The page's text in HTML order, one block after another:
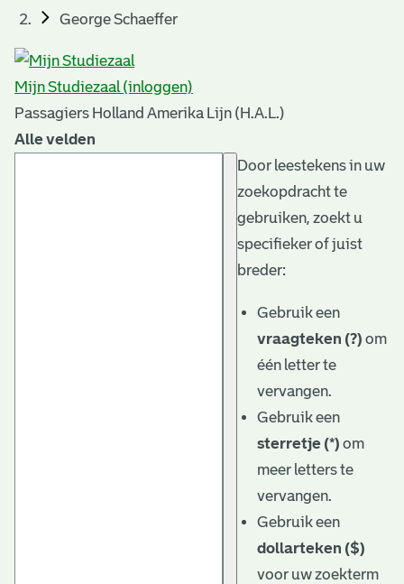
George Schaeffer
Mijn Studiezaal (inloggen)
Passagiers Holland Amerika Lijn (H.A.L.)
Alle velden
Door leestekens in uw
zoekopdracht te
gebruiken, zoekt u
specifieker of juist
breder:
Gebruik een
vraagteken (?) om
één letter te
vervangen.
Gebruik een
sterretje (*) om
meer letters te
vervangen.
Gebruik een
dollarteken ($)
voor uw zoekterm